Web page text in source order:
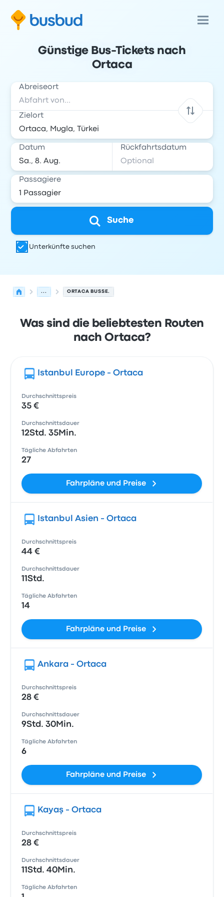
Günstige Bus-Tickets nach
Ortaca
Abreiseort
Zielort
Datum Rückfahrtsdatum
Passagiere
Suche
Unterkünfte suchen
... ORTACA BUSSE.
Was sind die beliebtesten Routen
nach Ortaca?
Istanbul Europe - Ortaca
Durchschnittspreis
35 €
Durchschnittsdauer
12Std. 35Min.
Tägliche Abfahrten
27
Fahrpläne und Preise
Istanbul Asien - Ortaca
Durchschnittspreis
44 €
Durchschnittsdauer
11Std.
Tägliche Abfahrten
14
Fahrpläne und Preise
Ankara - Ortaca
Durchschnittspreis
28 €
Durchschnittsdauer
9Std. 30Min.
Tägliche Abfahrten
6
Fahrpläne und Preise
Kayaş - Ortaca
Durchschnittspreis
28 €
Durchschnittsdauer
11Std. 40Min.
Tägliche Abfahrten